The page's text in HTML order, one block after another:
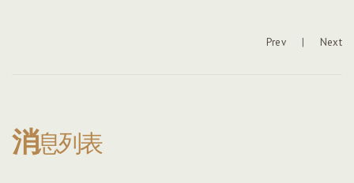
Prev| Next
消息列表